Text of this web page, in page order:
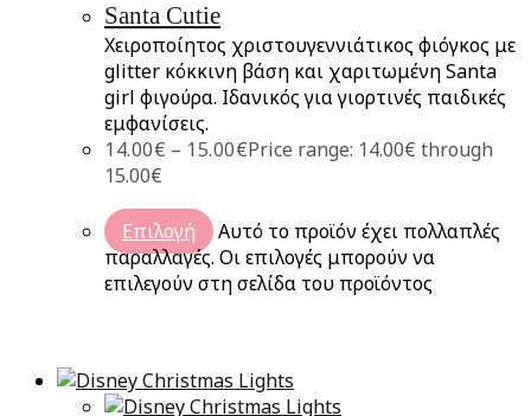
Santa Cutie
Χειροποίητος χριστουγεννιάτικος φιόγκος με
glitter κόκκινη βάση και χαριτωμένη Santa
girl φιγούρα. Ιδανικός για γιορτινές παιδικές
εμφανίσεις.
14.00€ – 15.00€Price range: 14.00€ through
15.00€
Επιλογή
Αυτό το προϊόν έχει πολλαπλές
παραλλαγές. Οι επιλογές μπορούν να
επιλεγούν στη σελίδα του προϊόντος